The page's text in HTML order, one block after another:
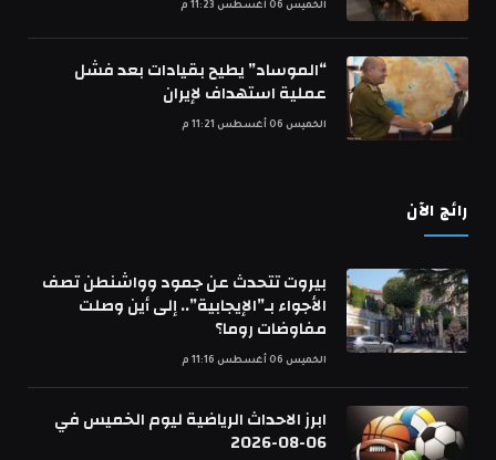
الخميس 06 أغسطس 11:23 م
“الموساد” يطيح بقيادات بعد فشل
عملية استهداف لإيران
الخميس 06 أغسطس 11:21 م
رائج الآن
بيروت تتحدث عن جمود وواشنطن تصف
الأجواء بـ”الإيجابية”.. إلى أين وصلت
مفاوضات روما؟
الخميس 06 أغسطس 11:16 م
ابرز الاحداث الرياضية ليوم الخميس في
06-08-2026